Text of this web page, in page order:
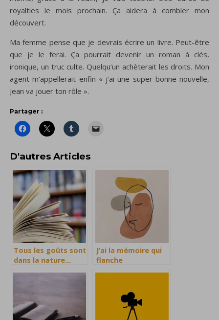
royalties le mois prochain. Ça aidera à combler mon
découvert.
Ma femme pense que je devrais écrire un livre. Peut-être
que je le ferai. Ça pourrait devenir un roman à clés,
ironique, un truc culte. Quelqu’un achèterait les droits. Mon
agent m’appellerait enfin « j’ai une super bonne nouvelle,
Jean va jouer ton rôle ».
Partager :
D'autres Articles
Tous les goûts sont
dans la nature…
J’ai la mémoire qui
flanche